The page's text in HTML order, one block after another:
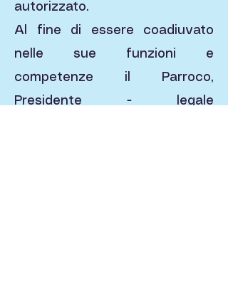
autorizzato.
Al fine di essere coadiuvato
nelle sue funzioni e
competenze il Parroco,
Presidente - legale